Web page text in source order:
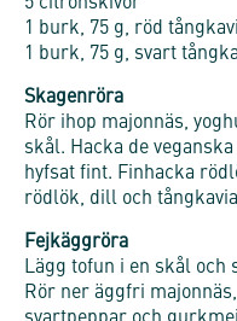
1 burk, 75 g, röd
1 burk, 75 g, svart
Skagenröra
Rör ihop majonnäs,
skål. Hacka de
hyfsat fint. Finhacka
rödlök, dill och
Fejkäggröra
Lägg tofun i en skål och
Rör ner äggfri